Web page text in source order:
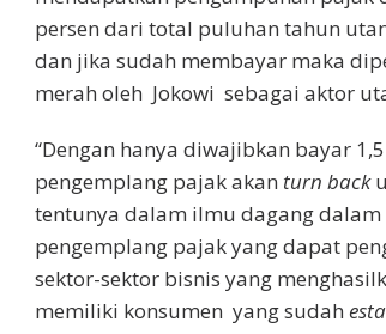
persen dari total puluhan tahun
dan jika sudah membayar maka
merah oleh Jokowi sebagai aktor
“Dengan hanya diwajibkan bayar
pengemplang pajak akan turn back
tentunya dalam ilmu dagang dalam
pengemplang pajak yang dapat
sektor-sektor bisnis yang
memiliki konsumen yang sudah